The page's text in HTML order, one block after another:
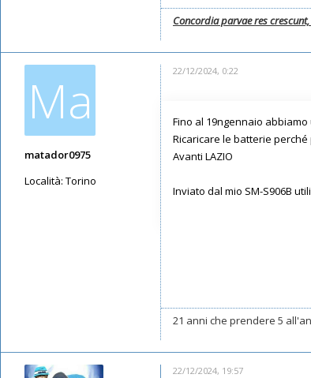
Concordia parvae res
Ma
matador0975
Località: Torino
22/12/2024, 0:22
Fino al 19ngennaio
Ricaricare le batterie
Avanti LAZIO
Inviato dal mio SM-S906B
21 anni che prendere 5
22/12/2024, 19:57